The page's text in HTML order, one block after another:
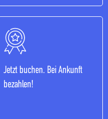
Jetzt buchen. Bei Ankunft
bezahlen!